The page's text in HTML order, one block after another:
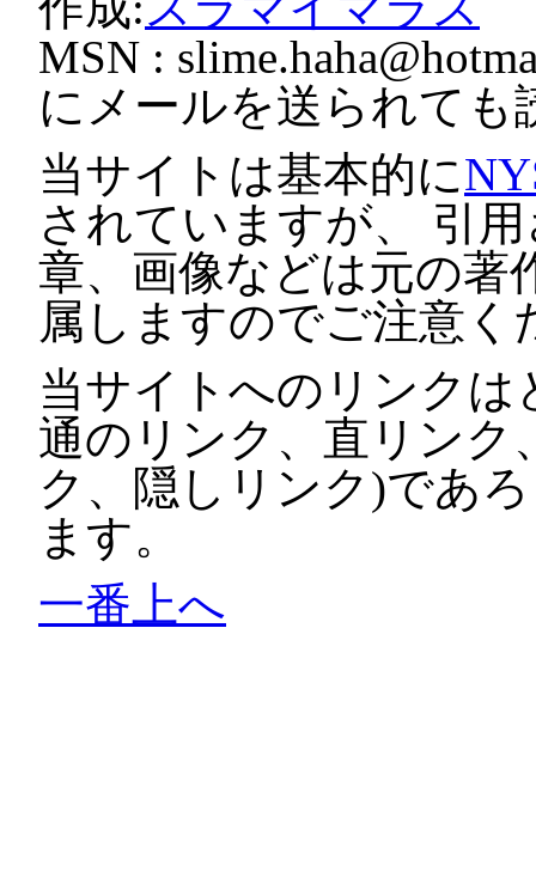
MSN :
にメールを送られても
当サイトは基本的に
されていますが、 引
章、画像などは元の著
属しますのでご注意く
当サイトへのリンクは
通のリンク、直リンク
ク、隠しリンク)であ
ます。
一番上へ